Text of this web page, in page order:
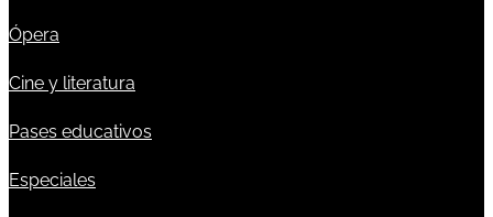
Ópera
Cine y literatura
Pases educativos
Especiales